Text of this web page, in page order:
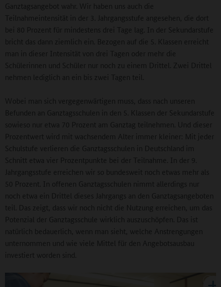
Ganztagsangebot wahr. Wir haben uns auch die
Teilnahmeintensität in der 3. Jahrgangsstufe angesehen, die dort
bei 80 Prozent für mindestens drei Tage lag. In der Sekundarstufe
bricht das dann ziemlich ein. Bezogen auf die 5. Klassen erreicht
man in dieser Intensität von drei Tagen oder mehr die
Schülerinnen und Schüler nur noch zu einem Drittel. Zwei Drittel
nehmen lediglich an ein bis zwei Tagen teil.
Wobei man sich vergegenwärtigen muss, dass nach unseren
Befunden an Ganztagsschulen in den 5. Klassen der Sekundarstufe
sowieso nur etwa 70 Prozent am Ganztag teilnehmen. Und dieser
Prozentwert wird mit wachsendem Alter immer kleiner: Mit jeder
Schulstufe verlieren die Ganztagsschulen in Deutschland im
Schnitt etwa vier Prozentpunkte bei der Teilnahme. In der 9.
Jahrgangsstufe erreichen wir so bundesweit noch etwas mehr als
50 Prozent. In offenen Ganztagsschulen nimmt allerdings nur
noch etwa ein Drittel dieses Jahrgangs an den Ganztagsangeboten
teil. Das zeigt, dass wir noch nicht die Nutzung erreichen, um das
Potenzial der Ganztagsschule wirklich auszuschöpfen. Das ist
natürlich bedauerlich, wenn man sieht, welche Anstrengungen
unternommen und wie viele Mittel für den Angebotsausbau
investiert worden sind.